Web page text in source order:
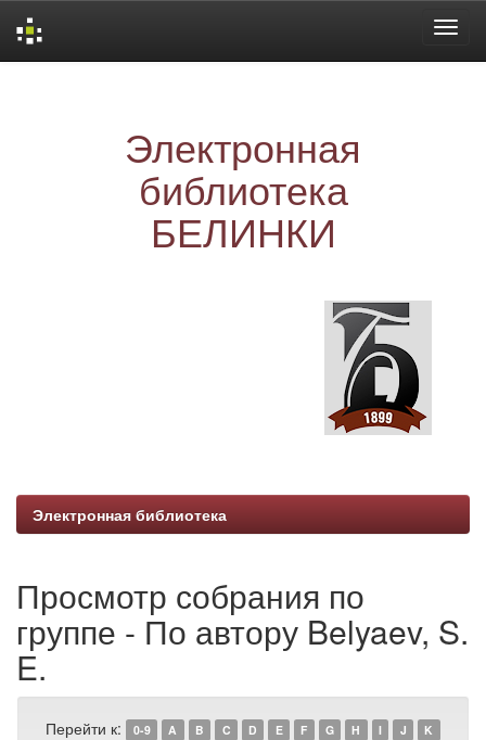
Электронная
библиотека
БЕЛИНКИ
Электронная библиотека
Просмотр собрания по
группе - По автору Belyaev, S.
E.
Перейти к: 0-9 A B C D E F G H I J
K